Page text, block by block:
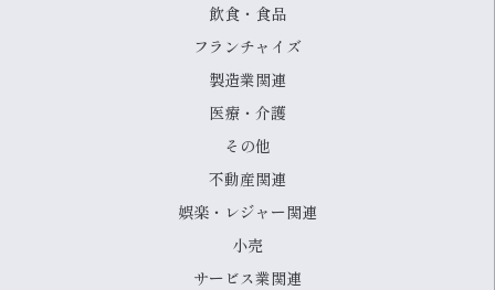
飲食・食品
フランチャイズ
製造業関連
医療・介護
その他
不動産関連
娯楽・レジャー関連
小売
サービス業関連